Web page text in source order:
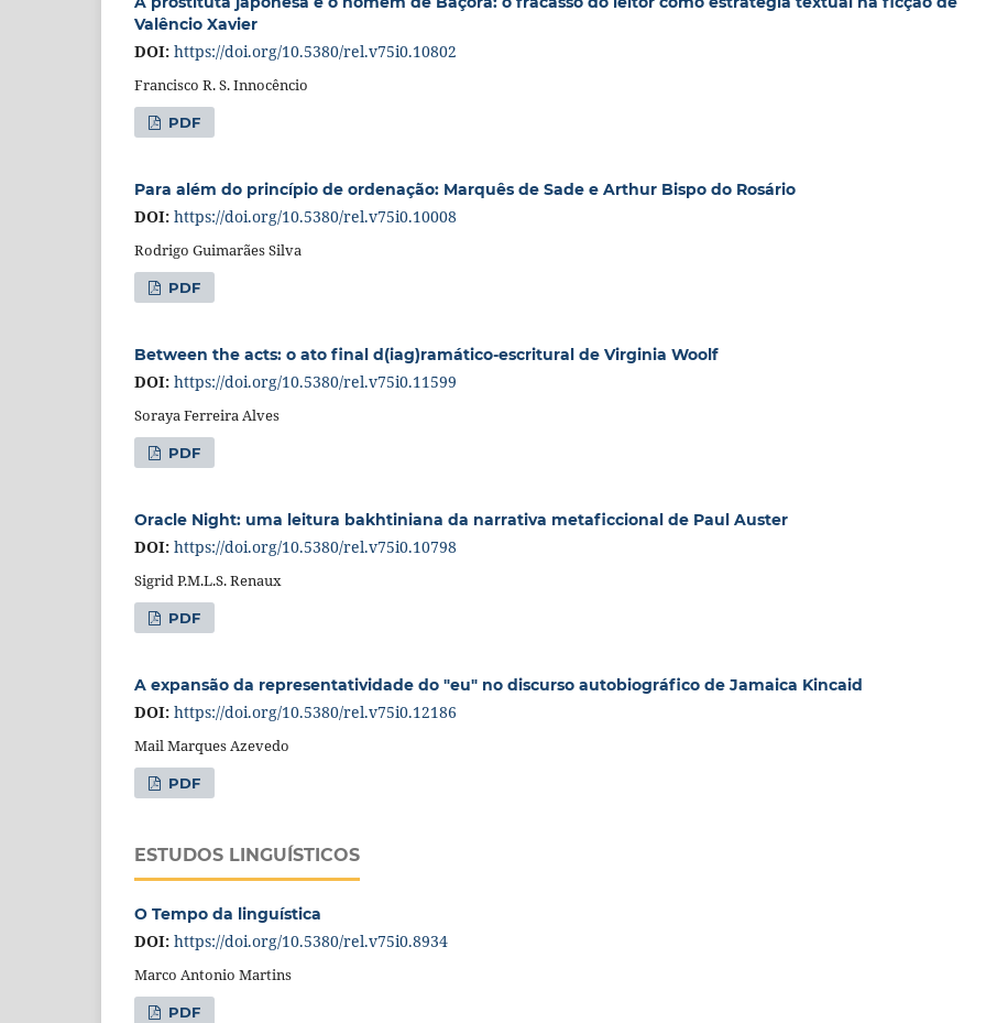
Valêncio Xavier
DOI: https://doi.org/10.5380/rel.v75i0.10802
Francisco R. S. Innocêncio
PDF
Para além do princípio de ordenação: Marquês de Sade e Arthur Bispo do Rosário
DOI: https://doi.org/10.5380/rel.v75i0.10008
Rodrigo Guimarães Silva
PDF
Between the acts: o ato final d(iag)ramático-escritural de Virginia Woolf
DOI: https://doi.org/10.5380/rel.v75i0.11599
Soraya Ferreira Alves
PDF
Oracle Night: uma leitura bakhtiniana da narrativa metaficcional de Paul Auster
DOI: https://doi.org/10.5380/rel.v75i0.10798
Sigrid P.M.L.S. Renaux
PDF
A expansão da representatividade do "eu" no discurso autobiográfico de Jamaica Kincaid
DOI: https://doi.org/10.5380/rel.v75i0.12186
Mail Marques Azevedo
PDF
ESTUDOS LINGUÍSTICOS
O Tempo da linguística
DOI: https://doi.org/10.5380/rel.v75i0.8934
Marco Antonio Martins
PDF